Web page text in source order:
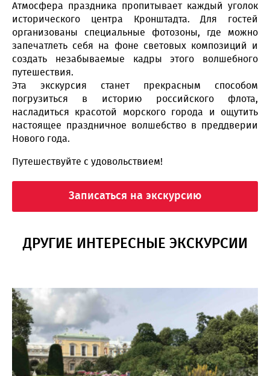
Атмосфера праздника пропитывает каждый уголок
исторического центра Кронштадта. Для гостей
организованы специальные фотозоны, где можно
запечатлеть себя на фоне световых композиций и
создать незабываемые кадры этого волшебного
путешествия.
Эта экскурсия станет прекрасным способом
погрузиться в историю российского флота,
насладиться красотой морского города и ощутить
настоящее праздничное волшебство в преддверии
Нового года.
Путешествуйте с удовольствием!
Записаться на экскурсию
ДРУГИЕ ИНТЕРЕСНЫЕ ЭКСКУРСИИ